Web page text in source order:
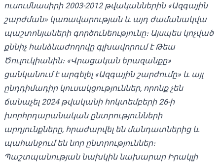
ուսումնասիրի 2003-2012 թվականներին «Ազգային
շարժման» կառավարության և այդ ժամանակվա
պաշտոնյաների գործունեությունը։ Այսպես կոչված
քննիչ հանձնաժողովը գլխավորում է Թեա
Ծուլուկիանին։ «Վրացական երազանքը»
ցանկանում է արգելել «Ազգային շարժումը» և այլ
ընդդիմադիր կուսակցություններ, որոնք չեն
ճանաչել 2024 թվականի հոկտեմբերի 26-ի
խորհրդարանական ընտրությունների
արդյունքները, հրաժարվել են մանդատներից և
պահանջում են նոր ընտրություններ։
Պաշտպանության նախկին նախարար Իրակլի